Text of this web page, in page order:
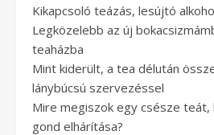
Kikapcsoló teázás, lesújtó
Legközelebb az új
teaházba
Mint kiderült, a tea délután
lánybúcsú szervezéssel
Mire megiszok egy csésze
gond elhárítása?